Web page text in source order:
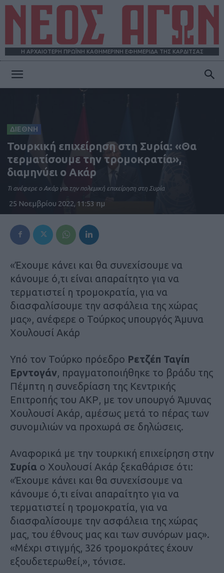
Η ΑΡΧΑΙΟΤΕΡΗ ΠΡΩΪΝΗ ΚΑΘΗΜΕΡΙΝΗ ΕΦΗΜΕΡΙΔΑ ΤΗΣ ΚΑΡΔΙΤΣΑΣ
ΔΙΕΘΝΗ
Τουρκική επιχείρηση στη Συρία: «Θα
τερματίσουμε την τρομοκρατία»,
διαμηνύει ο Ακάρ
Τι ανέφερε ο Ακάρ για την πολεμική επιχείρηση στη Συρία
25 Νοεμβρίου 2022, 11:53 πμ
«Έχουμε κάνει και θα συνεχίσουμε να
κάνουμε ό,τι είναι απαραίτητο για να
τερματιστεί η τρομοκρατία, για να
διασφαλίσουμε την ασφάλεια της χώρας
μας», ανέφερε ο Τούρκος υπουργός Άμυνα
Χουλουσί Ακάρ
Υπό τον Τούρκο πρόεδρο Ρετζέπ Ταγίπ
Ερντογάν, πραγματοποιήθηκε το βράδυ της
Πέμπτη η συνεδρίαση της Κεντρικής
Επιτροπής του ΑΚΡ, με τον υπουργό Άμυνας
Χουλουσί Ακάρ, αμέσως μετά το πέρας των
συνομιλιών να προχωρά σε δηλώσεις.
Αναφορικά με την τουρκική επιχείρηση στην
Συρία ο Χουλουσί Ακάρ ξεκαθάρισε ότι:
«Έχουμε κάνει και θα συνεχίσουμε να
κάνουμε ό,τι είναι απαραίτητο για να
τερματιστεί η τρομοκρατία, για να
διασφαλίσουμε την ασφάλεια της χώρας
μας, του έθνους μας και των συνόρων μας».
«Μέχρι στιγμής, 326 τρομοκράτες έχουν
εξουδετερωθεί,», τόνισε.